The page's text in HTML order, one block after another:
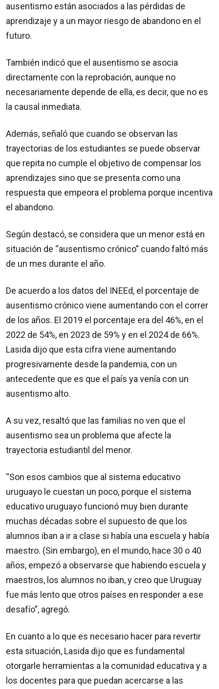
ausentismo están asociados a las pérdidas de
aprendizaje y a un mayor riesgo de abandono en el
futuro.
También indicó que el ausentismo se asocia
directamente con la reprobación, aunque no
necesariamente depende de ella, es decir, que no es
la causal inmediata.
Además, señaló que cuando se observan las
trayectorias de los estudiantes se puede observar
que repita no cumple el objetivo de compensar los
aprendizajes sino que se presenta como una
respuesta que empeora el problema porque incentiva
el abandono.
Según destacó, se considera que un menor está en
situación de “ausentismo crónico” cuando faltó más
de un mes durante el año.
De acuerdo a los datos del INEEd, el porcentaje de
ausentismo crónico viene aumentando con el correr
de los años. El 2019 el porcentaje era del 46%, en el
2022 de 54%, en 2023 de 59% y en el 2024 de 66%.
Lasida dijo que esta cifra viene aumentando
progresivamente desde la pandemia, con un
antecedente que es que el país ya venía con un
ausentismo alto.
A su vez, resaltó que las familias no ven que el
ausentismo sea un problema que afecte la
trayectoria estudiantil del menor.
“Son esos cambios que al sistema educativo
uruguayo le cuestan un poco, porque el sistema
educativo uruguayo funcionó muy bien durante
muchas décadas sobre el supuesto de que los
alumnos iban a ir a clase si había una escuela y había
maestro. (Sin embargo), en el mundo, hace 30 o 40
años, empezó a observarse que habiendo escuela y
maestros, los alumnos no iban, y creo que Uruguay
fue más lento que otros países en responder a ese
desafío”, agregó.
En cuanto a lo que es necesario hacer para revertir
esta situación, Lasida dijo que es fundamental
otorgarle herramientas a la comunidad educativa y a
los docentes para que puedan acercarse a las